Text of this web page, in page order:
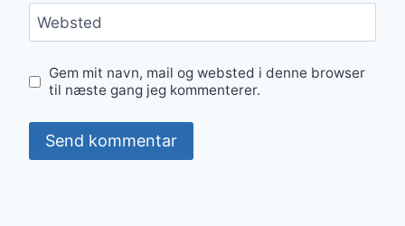
Websted
Gem mit navn, mail og websted i denne browser
til næste gang jeg kommenterer.